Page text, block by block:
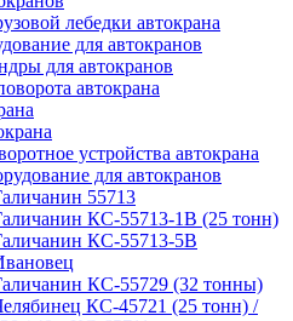
лебедки автокрана
для автокранов
для автокранов
автокрана
устройства автокрана
для автокранов
55713
КС-55713-1В (25 тонн)
КС-55713-5В
КС-55729 (32 тонны)
КС-45721 (25 тонн) /